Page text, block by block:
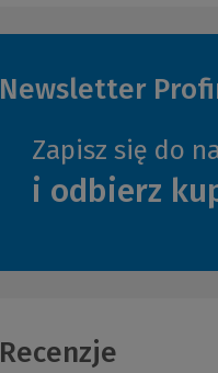
Newsletter
Zapisz się do
i odbierz
Recenzje